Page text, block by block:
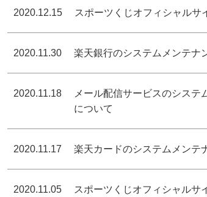
2020.12.15 スポーツくじオフィシャルサ
2020.11.30 楽天銀行のシステムメンテナ
2020.11.18
メール配信サービスのシス
について
2020.11.17 楽天カードのシステムメンテ
2020.11.05 スポーツくじオフィシャルサ